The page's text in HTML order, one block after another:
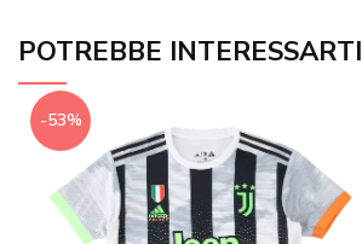
POTREBBE INTERESSARTI
-53%